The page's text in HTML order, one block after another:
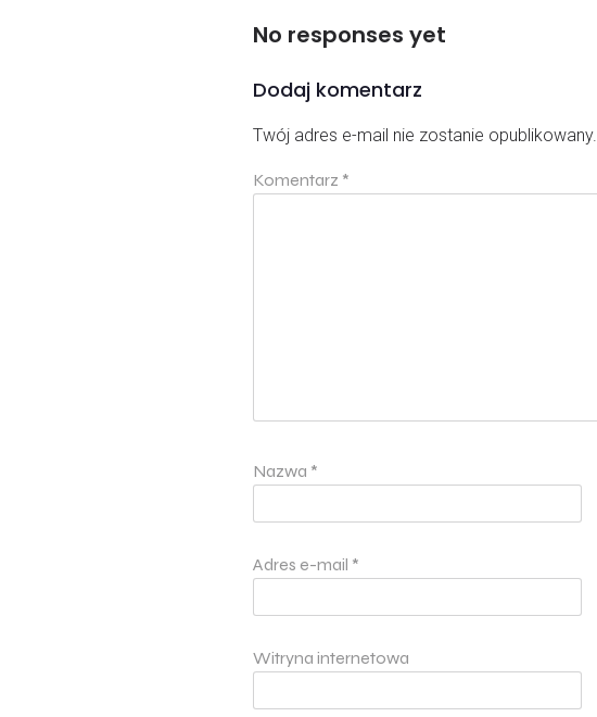
No responses yet
Dodaj komentarz
Twój adres e-mail nie zostanie opublikowany.
Komentarz *
Nazwa *
Adres e-mail *
Witryna internetowa